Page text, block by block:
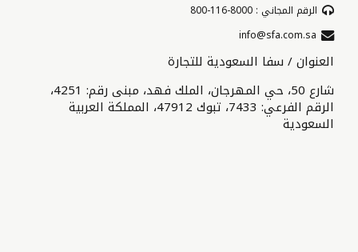
الرقم المجاني : 8000-116-800
info@sfa.com.sa
العنوان / سفا السعودية للتجارة
شارع 50، حي المهرجان، الملك فهد، مبنى رقم: 4251،
الرقم الفرعي: 7433، تبوك 47912، المملكة العربية
السعودية